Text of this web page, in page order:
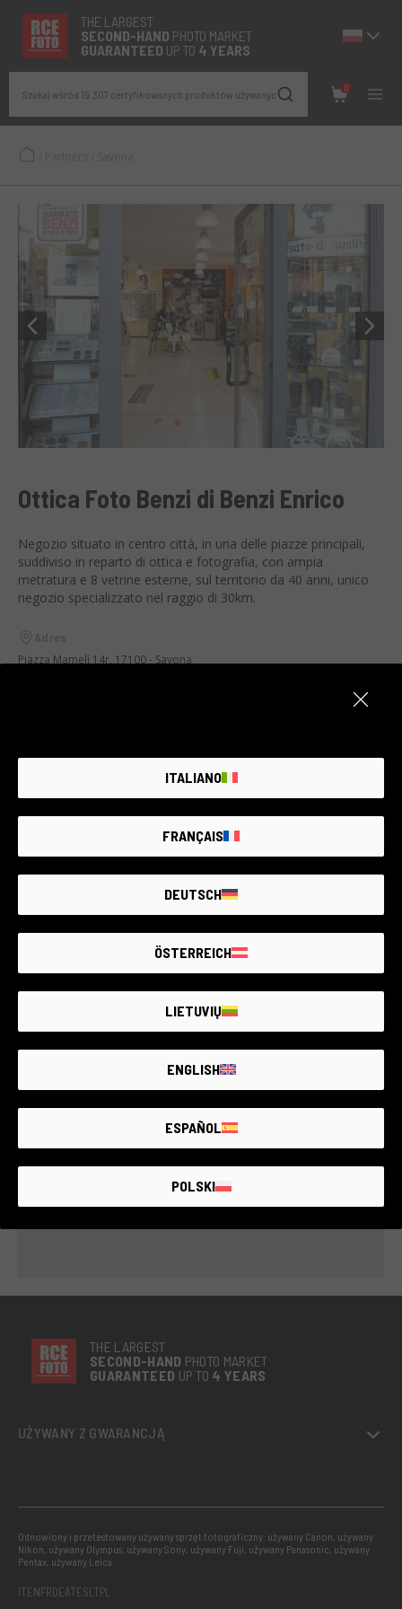
THE LARGEST
SECOND-HAND PHOTO MARKET
GUARANTEED UP TO 4 YEARS
Szukaj wśród 19.307 certyfikowanych produktów używanych
0
Ottica Foto Benzi di Benzi Enrico
Negozio situato in centro città, in una delle piazze principali,
suddiviso in reparto di ottica e fotografia, con ampia
metratura e 8 vetrine esterne, sul territorio da 40 anni, unico
negozio specializzato nel raggio di 30km.
Piazza Mameli 14r, 17100 - Savona
THE LARGEST
SECOND-HAND PHOTO MARKET
GUARANTEED UP TO 4 YEARS
UŻYWANY Z GWARANCJĄ
Odnowiony i przetestowany używany sprzęt fotograficzny: używany Canon, używany
Nikon, używany Olympus, używany Sony, używany Fuji, używany Panasonic, używany
Pentax, używany Leica
ITENFRDEATESLTPL
ITALIANO
FRANÇAIS
DEUTSCH
ÖSTERREICH
LIETUVIŲ
ENGLISH
ESPAÑOL
POLSKI